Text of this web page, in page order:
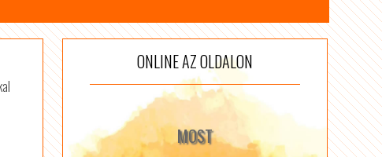
ONLINE AZ OLDALON
MOST